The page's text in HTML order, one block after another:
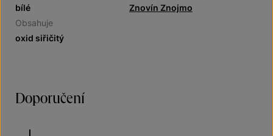
bílé
Znovín Znojmo
Obsahuje
oxid siřičitý
Doporučení